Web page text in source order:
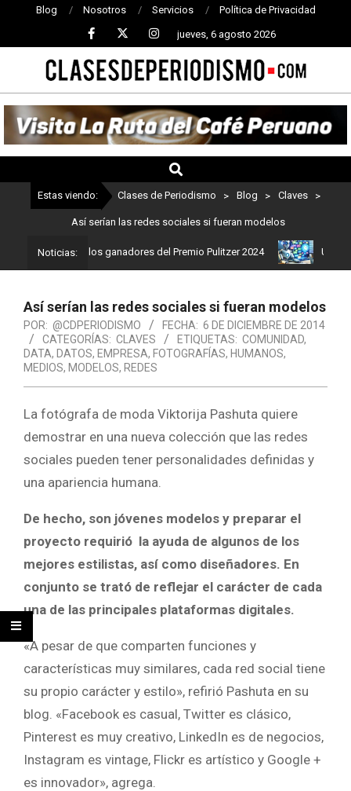
Blog Nosotros Servicios Política de Privacidad
jueves, 6 agosto 2026
CLASES
DE
PERIODISMO
Estas viendo: Clases de Periodismo > Blog > Claves >
Así serían las redes sociales si fueran modelos
Noticias:
Estos son los ganadores del Premio Pulitzer 2024 Usuarios
Así serían las redes sociales si fueran modelos
POR: @CDPERIODISMO FECHA: 6 DE DICIEMBRE DE 2014
CATEGORÍAS: CLAVES ETIQUETAS: COMUNIDAD,
DATA, DATOS, EMPRESA, FOTOGRAFÍAS, HUMANOS,
MEDIOS, MODELOS, REDES
La fotógrafa de moda Viktorija Pashuta quiere
demostrar en una nueva colección que las redes
sociales pueden tener personalidades definidas y
una apariencia humana.
De hecho, son jóvenes modelos y preparar el
proyecto requirió la ayuda de algunos de los
mejores estilistas, así como diseñadores. En
conjunto se trató de reflejar el carácter de cada
una de las principales plataformas digitales.
«A pesar de que comparten funciones y
características muy similares, cada red social tiene
su propio carácter y estilo», refirió Pashuta en su
blog. «Facebook es casual, Twitter es clásico,
Pinterest es muy creativo, LinkedIn es de negocios,
Instagram es vintage, Flickr es artístico y Google +
es innovador», agrega.